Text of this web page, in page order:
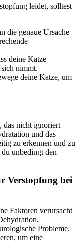
leidet, solltest
die genaue Ursache
deine Katze
nimmt.
deine Katze, um
das nicht ignoriert
und das
zu erkennen und zu
unbedingt den
Verstopfung bei
Faktoren verursacht
Probleme.
um eine